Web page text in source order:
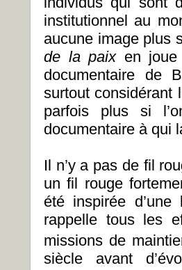
institutionnel au
aucune image plus
de la paix en
documentaire de
surtout considérant
parfois plus si
documentaire à qui
Il n’y a pas de fil
un fil rouge
été inspirée
rappelle tous les
missions de
siècle avant